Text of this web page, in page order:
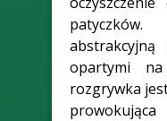
opartymi
rozgrywka